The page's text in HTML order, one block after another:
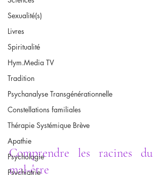
Sexualité(s)
Livres
Spiritualité
Hym.Media TV
Tradition
Psychanalyse Transgénérationnelle
Constellations familiales
Thérapie Systémique Brève
Apathie
Psychologie
Psychiatrie
Comprendre les racines du
mal-être